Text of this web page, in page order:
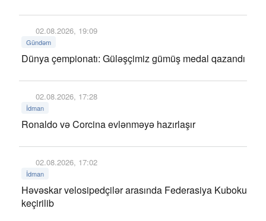
02.08.2026, 19:09
Gündəm
Dünya çempionatı: Güləşçimiz gümüş medal qazandı
02.08.2026, 17:28
İdman
Ronaldo və Corcina evlənməyə hazırlaşır
02.08.2026, 17:02
İdman
Həvəskar velosipedçilər arasında Federasiya Kuboku
keçirilib